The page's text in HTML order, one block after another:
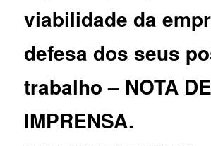
viabilidade da
defesa dos seus
trabalho – NOTA DE
IMPRENSA.